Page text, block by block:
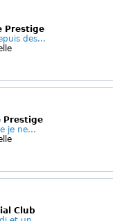
Prestige
des...
Prestige
je ne...
Club